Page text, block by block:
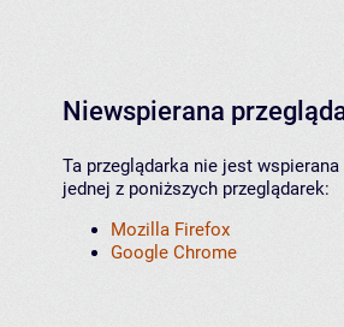
Niewspierana
Ta przeglądarka nie jest
jednej z poniższych przeglądarek:
Mozilla Firefox
Google Chrome